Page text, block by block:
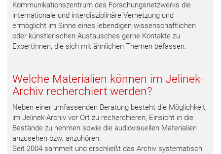
Kommunikationszentrum des Forschungsnetzwerks die
internationale und interdisziplinäre Vernetzung und
ermöglicht im Sinne eines lebendigen wissenschaftlichen
oder künstlerischen Austausches gerne Kontakte zu
ExpertInnen, die sich mit ähnlichen Themen befassen.
Welche Materialien können im Jelinek-
Archiv recherchiert werden?
Neben einer umfassenden Beratung besteht die Möglichkeit,
im Jelinek-Archiv vor Ort zu recherchieren, Einsicht in die
Bestände zu nehmen sowie die audiovisuellen Materialien
anzusehen bzw. anzuhören.
Seit 2004 sammelt und erschließt das Archiv systematisch